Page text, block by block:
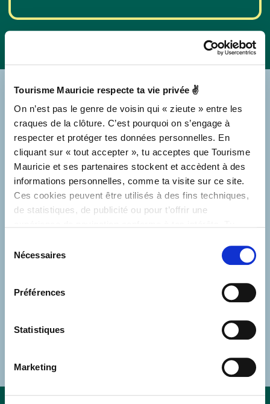
Tourisme Mauricie respecte ta vie privée ✌
On n’est pas le genre de voisin qui « zieute » entre les
craques de la clôture. C’est pourquoi on s’engage à
respecter et protéger tes données personnelles. En
cliquant sur « tout accepter », tu acceptes que Tourisme
Mauricie et ses partenaires stockent et accèdent à des
informations personnelles, comme ta visite sur ce site.
Ces cookies peuvent être utilisés à des fins techniques,
de statistiques, de publicité ou pour t’offrir une
de Politique de confidentialité.
Nécessaires
Préférences
Statistiques
Marketing
RESTE À L'AFFÛT!
Tu ne veux rien manquer de ce qui se trame
en Mauricie en termes d’activités,
d’événements et de promotions? Tu connais la
Courriel *